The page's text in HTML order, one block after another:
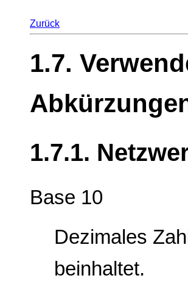
Zurück
1.7.
1.7.1.
Base 10
Dezimales
beinhaltet.